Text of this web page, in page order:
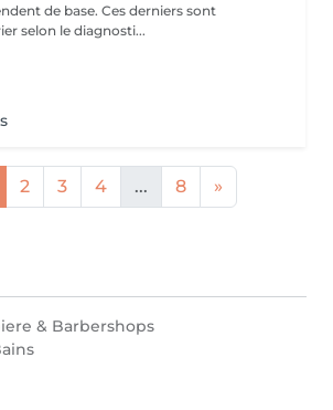
de base. Ces derniers sont
selon le diagnosti...
2 3 4 ... 8 »
& Barbershops